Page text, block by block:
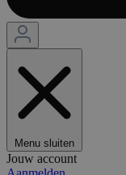
Menu sluiten
Jouw account